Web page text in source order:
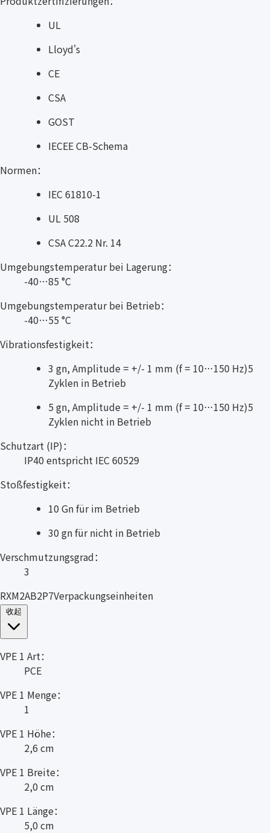
UL
Lloyd's
CE
CSA
GOST
IECEE CB-Schema
Normen：
IEC 61810-1
UL 508
CSA C22.2 Nr. 14
Umgebungstemperatur bei Lagerung：
-40…85 °C
Umgebungstemperatur bei Betrieb：
-40…55 °C
Vibrationsfestigkeit：
3 gn, Amplitude = +/- 1 mm (f = 10…150 Hz)5
Zyklen in Betrieb
5 gn, Amplitude = +/- 1 mm (f = 10…150 Hz)5
Zyklen nicht in Betrieb
Schutzart (IP)：
IP40 entspricht IEC 60529
Stoßfestigkeit：
10 Gn für im Betrieb
30 gn für nicht in Betrieb
Verschmutzungsgrad：
3
RXM2AB2P7Verpackungseinheiten
VPE 1 Art：
PCE
VPE 1 Menge：
1
VPE 1 Höhe：
2,6 cm
VPE 1 Breite：
2,0 cm
VPE 1 Länge：
5,0 cm